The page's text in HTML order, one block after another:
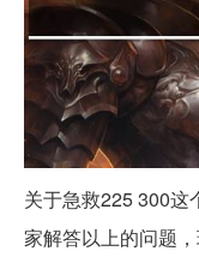
关于急救225 300这
家解答以上的问题